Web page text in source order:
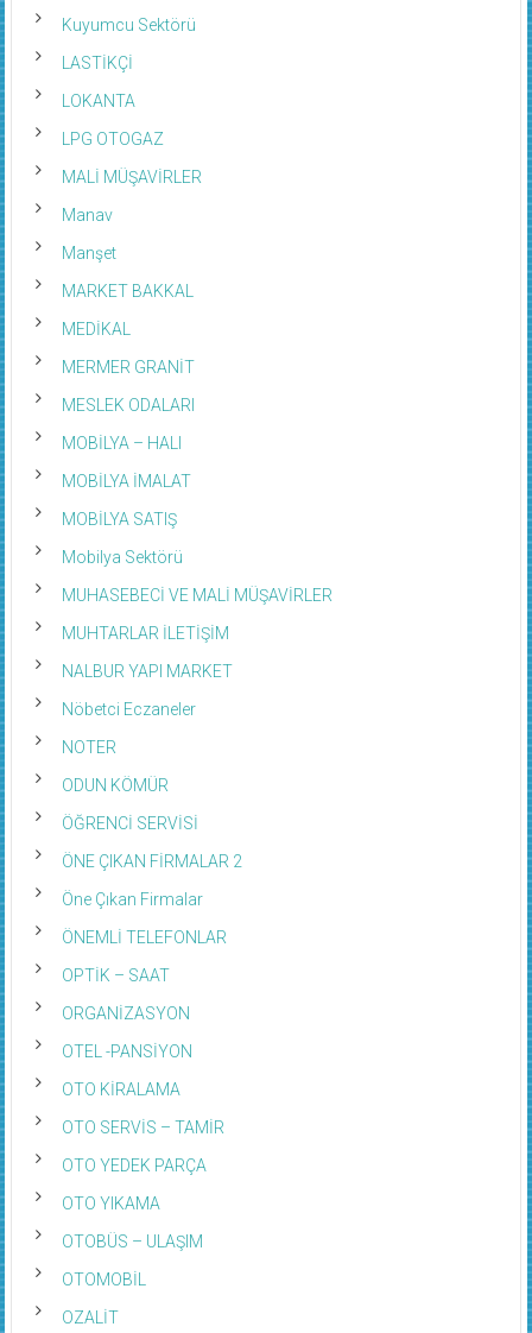
Kuyumcu Sektörü
LASTİKÇİ
LOKANTA
LPG OTOGAZ
MALİ MÜŞAVİRLER
Manav
Manşet
MARKET BAKKAL
MEDİKAL
MERMER GRANİT
MESLEK ODALARI
MOBİLYA – HALI
MOBİLYA İMALAT
MOBİLYA SATIŞ
Mobilya Sektörü
MUHASEBECİ VE MALİ MÜŞAVİRLER
MUHTARLAR İLETİŞİM
NALBUR YAPI MARKET
Nöbetci Eczaneler
NOTER
ODUN KÖMÜR
ÖĞRENCİ SERVİSİ
ÖNE ÇIKAN FİRMALAR 2
Öne Çıkan Firmalar
ÖNEMLİ TELEFONLAR
OPTİK – SAAT
ORGANİZASYON
OTEL -PANSİYON
OTO KİRALAMA
OTO SERVİS – TAMİR
OTO YEDEK PARÇA
OTO YIKAMA
OTOBÜS – ULAŞIM
OTOMOBİL
OZALİT